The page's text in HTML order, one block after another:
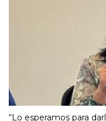
“Lo esperamos para